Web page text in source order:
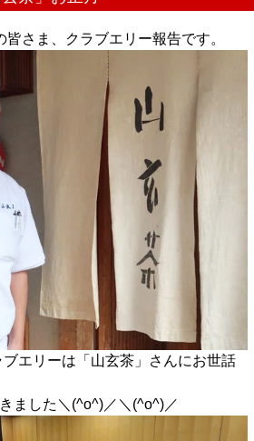
さま、クラブエリー報告です。
エリーは「山玄茶」さんにお世話
ました＼(^o^)／＼(^o^)／